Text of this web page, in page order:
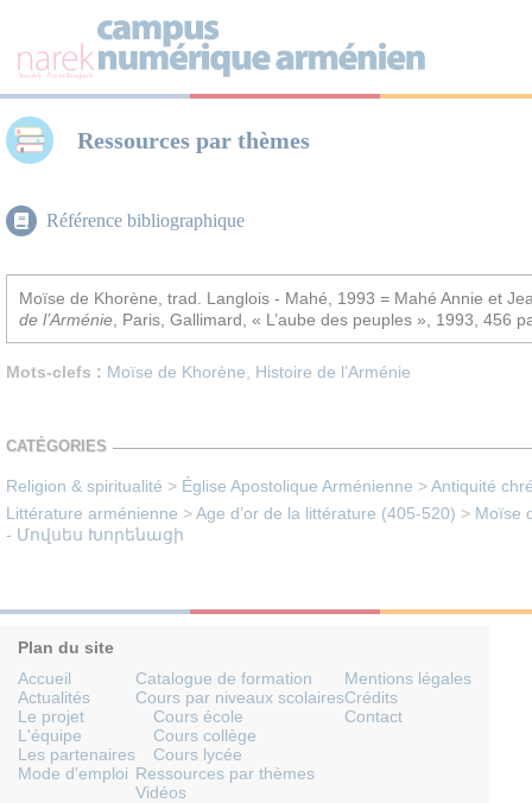
Ressources par thèmes
Référence bibliographique
Moïse de Khorène, trad. Langlois - Mahé, 1993 = Mahé Annie et
de l’Arménie , Paris, Gallimard, « L’aube des peuples », 1993, 456
Mots-clefs : Moïse de Khorène Histoire de l’Arménie
CATÉGORIES
Religion & spiritualité > Église Apostolique Arménienne >Antiquité
Littérature arménienne >Age d’or de la littérature (405-520) > Moïse
- Մովսես Խորենացի
Plan du site
Accueil
Actualités
Le projet
L'équipe
Les partenaires
Mode d'emploi
Catalogue de formation
Cours par niveaux scolaires
Cours école
Cours collège
Cours lycée
Ressources par thèmes
Vidéos
Mentions légales
Crédits
Contact